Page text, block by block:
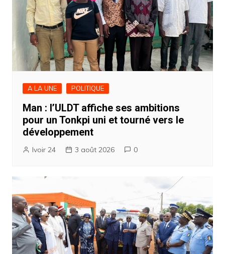
A LA UNE POLITIQUE
Man : l’ULDT affiche ses ambitions
pour un Tonkpi uni et tourné vers le
développement
Ivoir 24 3 août 2026 0